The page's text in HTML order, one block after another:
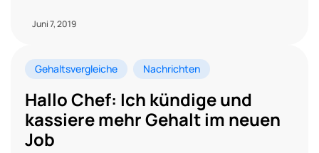
Juni 7, 2019
Gehaltsvergleiche Nachrichten
Hallo Chef: Ich kündige und
kassiere mehr Gehalt im neuen
Job